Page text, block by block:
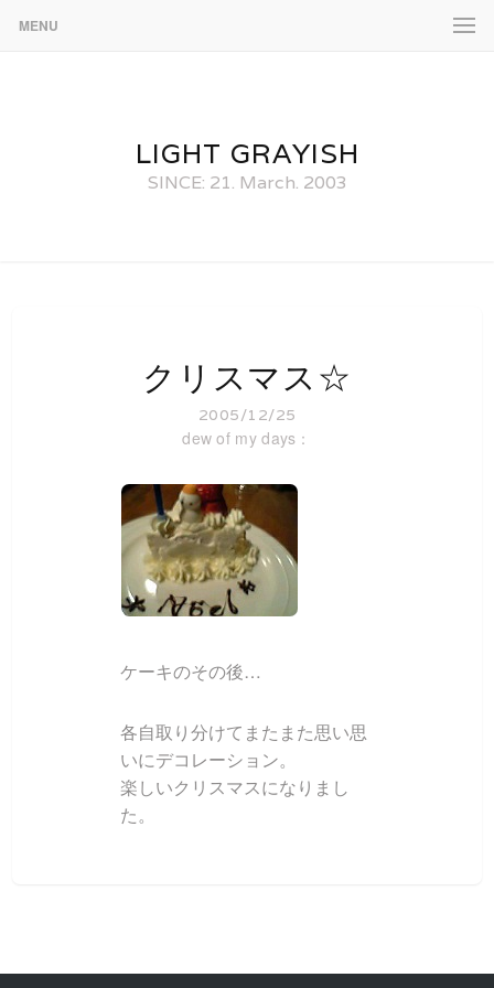
MENU
LIGHT GRAYISH
SINCE: 21. March. 2003
クリスマス☆
2005/12/25
dew of my days：
ケーキのその後…
各自取り分けてまたまた思い思
いにデコレーション。
楽しいクリスマスになりまし
た。